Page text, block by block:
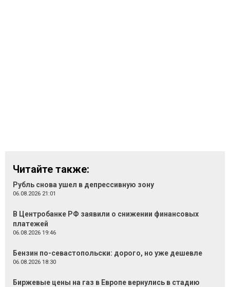
Читайте также:
Рубль снова ушел в депрессивную зону
06.08.2026 21:01
В Центробанке РФ заявили о снижении финансовых
платежей
06.08.2026 19:46
Бензин по-севастопольски: дорого, но уже дешевле
06.08.2026 18:30
Биржевые цены на газ в Европе вернулись в стадию